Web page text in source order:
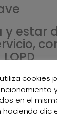
y estar
estén
de
cookies
en el
haciendo clic